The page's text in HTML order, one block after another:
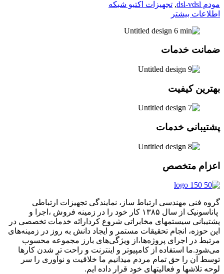
مودم dsl-vdsl , تجهیزات اکتیو شبکه
اطلاعات بیشتر
ضمانت خدمات
بهترین کیفیت
پشتیبانی خدمات
اعزام متخصص
گروه فنی مهندسی ارتباط ساز، نمایندگی تجهیزات ارتباطی
پاناسونیک از سال ۱۳۸۵ کار خود را در زمینه فروش ،اجرا و
پشتیبانی سیستمهای مخابراتی شروع کردارائه خدمات تخصصی در
این حوزه، انجام تحقیقات مستمر و ایجاد دانش به‌ روز در زمینه‌های
مرتبط در اجرای پروژه‌ها،از ویژگی‌های بارز مجموعه محسوب
می‌شود.ما استفاده از کامپیوتر و اینترنت و راحت تر شدن کارها
توسط آن را حق تمام مردم میدانیم ما خلاقیت و نوآوری را سر
لوحه تلاشها و فعالیتهای خود قرار داده ایم.